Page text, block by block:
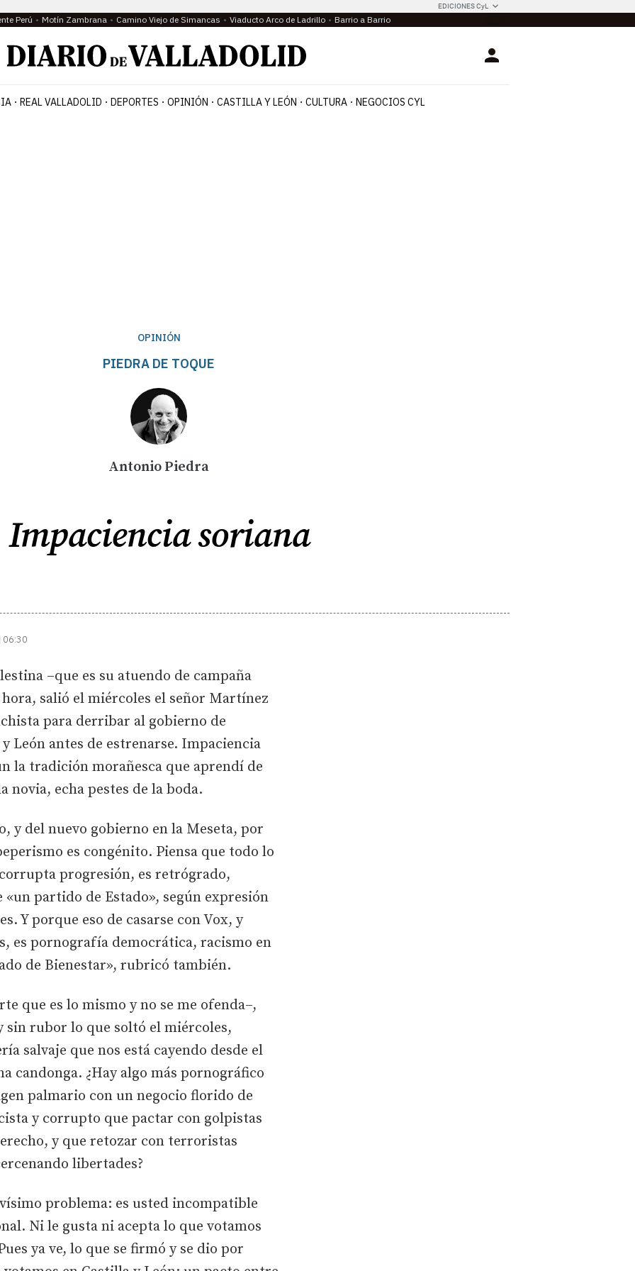
EDICIONES CyL
Perú Motín Zambrana Camino Viejo de Simancas Viaducto Arco de Ladrillo Barrio a Barrio
Login
REAL VALLADOLID DEPORTES OPINIÓN CASTILLA Y LEÓN CULTURA NEGOCIOS CYL
OPINIÓN
PIEDRA DE TOQUE
Antonio Piedra
Impaciencia soriana
06:30
–que es su atuendo de campaña
salió el miércoles el señor Martínez
para derribar al gobierno de
León antes de estrenarse. Impaciencia
la tradición morañesca que aprendí de
novia, echa pestes de la boda.
y del nuevo gobierno en la Meseta, por
es congénito. Piensa que todo lo
progresión, es retrógrado,
«un partido de Estado», según expresión
Y porque eso de casarse con Vox, y
es pornografía democrática, racismo en
de Bienestar», rubricó también.
que es lo mismo y no se me ofenda–,
sin rubor lo que soltó el miércoles,
salvaje que nos está cayendo desde el
candonga. ¿Hay algo más pornográfico
palmario con un negocio florido de
y corrupto que pactar con golpistas
y que retozar con terroristas
libertades?
problema: es usted incompatible
Ni le gusta ni acepta lo que votamos
ya ve, lo que se firmó y se dio por